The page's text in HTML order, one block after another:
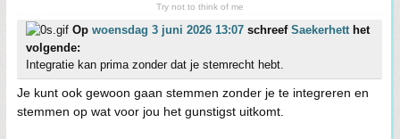
Try not to think of me
Op woensdag 3 juni 2026 13:07 schreef Saekerhett het
volgende:
Integratie kan prima zonder dat je stemrecht hebt.
Je kunt ook gewoon gaan stemmen zonder je te integreren en
stemmen op wat voor jou het gunstigst uitkomt.